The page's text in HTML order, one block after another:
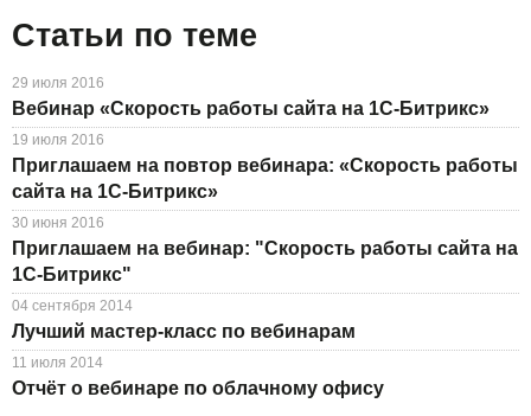
Статьи по теме
29 июля 2016
Вебинар «Скорость работы сайта на 1С-Битрикс»
19 июля 2016
Приглашаем на повтор вебинара: «Скорость работы
сайта на 1С-Битрикс»
30 июня 2016
Приглашаем на вебинар: "Скорость работы сайта на
1С-Битрикс"
04 сентября 2014
Лучший мастер-класс по вебинарам
11 июля 2014
Отчёт о вебинаре по облачному офису